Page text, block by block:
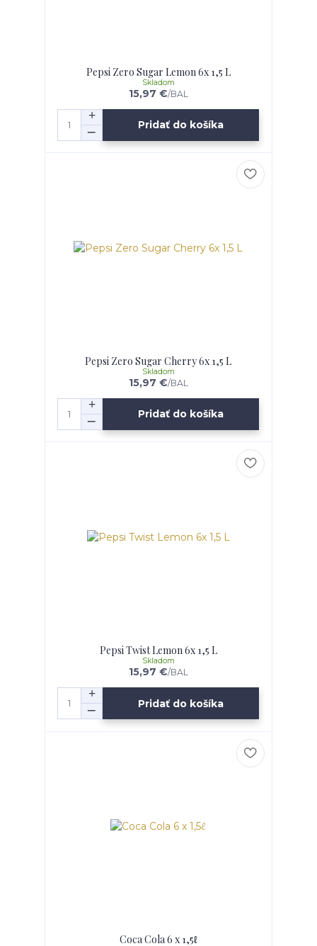
Pepsi Zero Sugar Lemon 6x 1,5 L
15,97 €/BAL
Skladom
Pridať do košíka
Pepsi Zero Sugar Cherry 6x 1,5 L
15,97 €/BAL
Skladom
Pridať do košíka
Pepsi Twist Lemon 6x 1,5 L
15,97 €/BAL
Skladom
Pridať do košíka
Coca Cola 6 x 1,5ℓ